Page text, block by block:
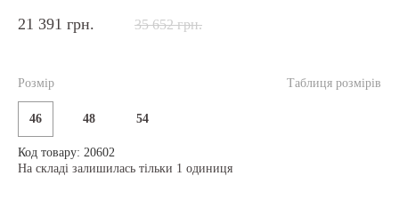
21 391 грн. 35 652 грн.
Таблиця розмірів
Розмір
46 48 54
Код товару: 20602
На складі залишилась тільки 1 одиниця